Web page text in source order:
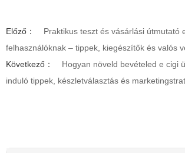
Előző：
Praktikus teszt és vásárlási útmutató
felhasználóknak – tippek, kiegészítők és valós
Következő：
Hogyan növeld bevételed e cigi
induló tippek, készletválasztás és